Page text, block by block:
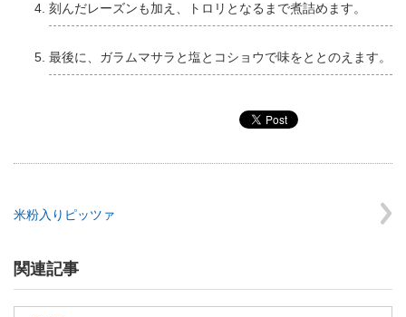
刻んだレーズンも加え、トロリとなるまで煮詰めます。
最後に、ガラムマサラと塩とコショウで味をととのえます。
米粉入りピッツァ
関連記事